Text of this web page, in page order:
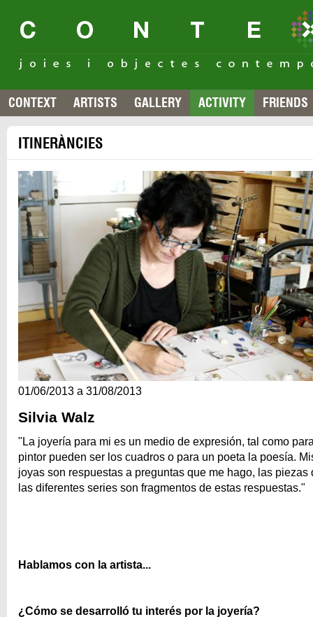
CONTEXT ARTISTS GALLERY ACTIVITY FRIENDS
ITINERÀNCIES
01/06/2013 a 31/08/2013
Silvia Walz
"La joyería para mi es un medio de expresión, tal como
pintor pueden ser los cuadros o para un poeta la poesía.
joyas son respuestas a preguntas que me hago, las piezas
las diferentes series son fragmentos de estas respuestas."
Hablamos con la artista...
¿Cómo se desarrolló tu interés por la joyería?